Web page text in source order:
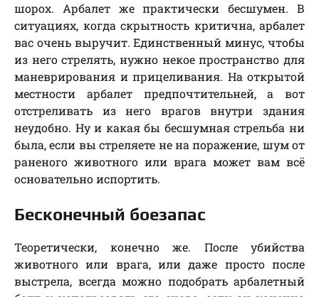
шорох. Арбалет же практически бесшумен. В
ситуациях, когда скрытность критична, арбалет
вас очень выручит. Единственный минус, чтобы
из него стрелять, нужно некое пространство для
маневрирования и прицеливания. На открытой
местности арбалет предпочтительней, а вот
отстреливать из него врагов внутри здания
неудобно. Ну и какая бы бесшумная стрельба ни
была, если вы стреляете не на поражение, шум от
раненого животного или врага может вам всё
основательно испортить.
Бесконечный боезапас
Теоретически, конечно же. После убийства
животного или врага, или даже просто после
выстрела, всегда можно подобрать арбалетный